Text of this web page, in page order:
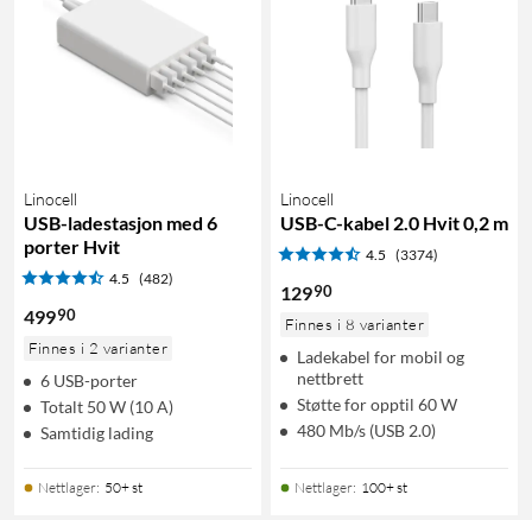
Linocell
USB-ladestasjon med 6
porter Hvit
4.5 (482)
49990
Finnes i 2 varianter
6 USB-porter
Totalt 50 W (10 A)
Samtidig lading
Nettlager: 50+ st
Linocell
USB-C-kabel 2.0 Hvit 0,2 m
4.5 (3374)
12990
Finnes i 8 varianter
Ladekabel for mobil og
nettbrett
Støtte for opptil 60 W
480 Mb/s (USB 2.0)
Nettlager: 100+ st